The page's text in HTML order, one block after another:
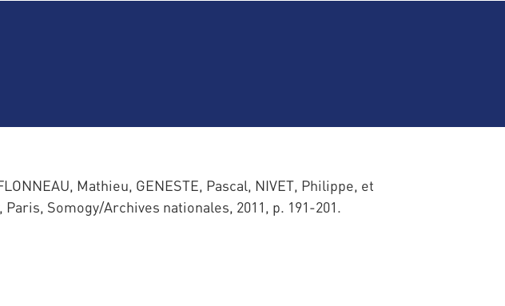
Mathieu, GENESTE, Pascal, NIVET, Philippe, et
, Paris, Somogy/Archives nationales, 2011, p. 191-201.